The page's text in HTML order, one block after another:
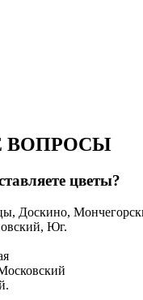
ВОПРОСЫ
цветы?
Доскино,
Юг.